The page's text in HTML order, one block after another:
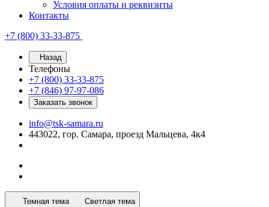
Условия оплаты и реквизиты
Контакты
+7 (800) 33-33-875
Назад
Телефоны
+7 (800) 33-33-875
+7 (846) 97-97-086
Заказать звонок
info@tsk-samara.ru
443022, гор. Самара, проезд Мальцева, 4к4
Темная тема Светлая тема